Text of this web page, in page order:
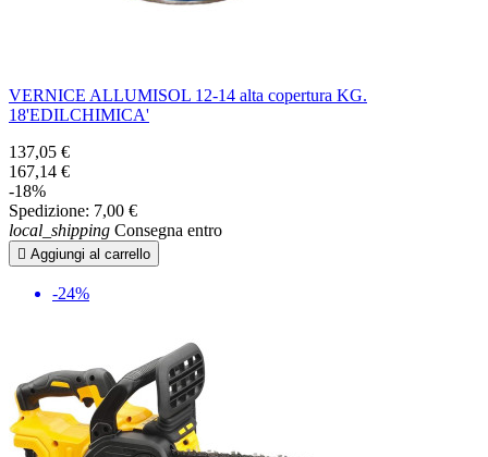
VERNICE ALLUMISOL 12-14 alta copertura KG.
18'EDILCHIMICA'
137,05 €
167,14 €
-18%
Spedizione: 7,00 €
local_shipping Consegna entro
 Aggiungi al carrello
-24%